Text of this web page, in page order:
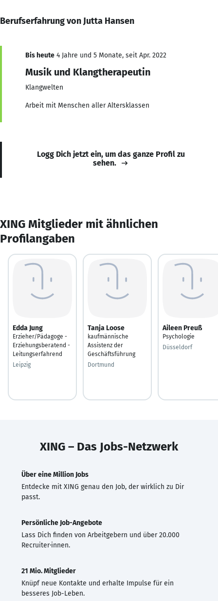
Berufserfahrung von Jutta Hansen
Bis heute 4 Jahre und 5 Monate, seit Apr. 2022
Musik und Klangtherapeutin
Klangwelten
Arbeit mit Menschen aller Altersklassen
Logg Dich jetzt ein, um das ganze Profil zu
sehen.
XING Mitglieder mit ähnlichen
Profilangaben
Edda Jung
Erzieher/Pädagoge -
Erziehungsberatend -
Leitungserfahrend
Leipzig
Tanja Loose
kaufmännische
Assistenz der
Geschäftsführung
Dortmund
Aileen Preuß
Psychologie
Düsseldorf
XING – Das Jobs-Netzwerk
Über eine Million Jobs
Entdecke mit XING genau den Job, der wirklich zu Dir
passt.
Persönliche Job-Angebote
Lass Dich finden von Arbeitgebern und über 20.000
Recruiter·innen.
21 Mio. Mitglieder
Knüpf neue Kontakte und erhalte Impulse für ein
besseres Job-Leben.